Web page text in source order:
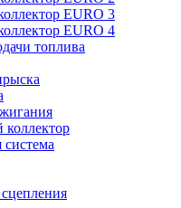
EURO 3
EURO 4
топлива